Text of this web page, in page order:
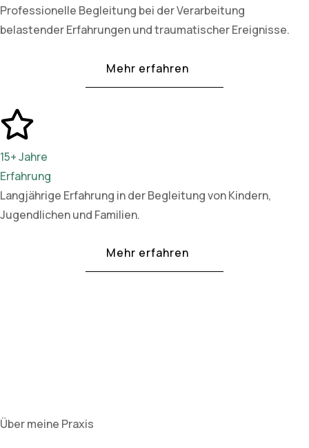
Professionelle Begleitung bei der Verarbeitung
belastender Erfahrungen und traumatischer Ereignisse.
Mehr erfahren
15+ Jahre
Erfahrung
Langjährige Erfahrung in der Begleitung von Kindern,
Jugendlichen und Familien.
Mehr erfahren
Über meine Praxis